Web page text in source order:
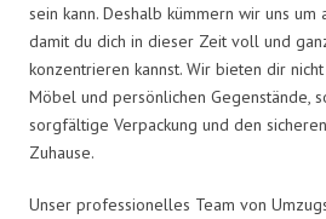
sein kann. Deshalb kümmern wir uns
damit du dich in dieser Zeit voll und
konzentrieren kannst. Wir bieten dir
Möbel und persönlichen Gegenstände,
sorgfältige Verpackung und den
Zuhause.
Unser professionelles Team von